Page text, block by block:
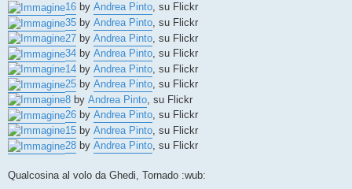
16 by Andrea Pinto, su Flickr
35 by Andrea Pinto , su Flickr
27 by Andrea Pinto , su Flickr
34 by Andrea Pinto, su Flickr
14 by Andrea Pinto , su Flickr
25 by Andrea Pinto, su Flickr
8 by Andrea Pinto , su Flickr
26 by Andrea Pinto, su Flickr
15 by Andrea Pinto , su Flickr
28 by Andrea Pinto, su Flickr
Qualcosina al volo da Ghedi, Tornado :wub: